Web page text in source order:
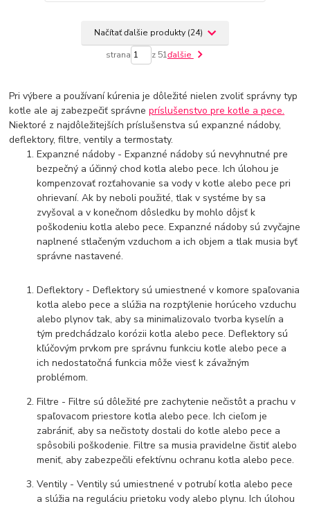
Načítať ďalšie produkty (24)
strana z 51ďalšie
Pri výbere a používaní kúrenia je dôležité nielen zvoliť správny typ
kotle ale aj zabezpečiť správnepríslušenstvo pre kotle a pece.
Niektoré z najdôležitejších príslušenstva sú expanzné nádoby,
deflektory, filtre, ventily a termostaty.
Expanzné nádoby - Expanzné nádoby sú nevyhnutné pre
bezpečný a účinný chod kotla alebo pece. Ich úlohou je
kompenzovať rozťahovanie sa vody v kotle alebo pece pri
ohrievaní. Ak by neboli použité, tlak v systéme by sa
zvyšoval a v konečnom dôsledku by mohlo dôjsť k
poškodeniu kotla alebo pece. Expanzné nádoby sú zvyčajne
naplnené stlačeným vzduchom a ich objem a tlak musia byť
správne nastavené.
Deflektory - Deflektory sú umiestnené v komore spaľovania
kotla alebo pece a slúžia na rozptýlenie horúceho vzduchu
alebo plynov tak, aby sa minimalizovalo tvorba kyselín a
tým predchádzalo korózii kotla alebo pece. Deflektory sú
kľúčovým prvkom pre správnu funkciu kotle alebo pece a
ich nedostatočná funkcia môže viesť k závažným
problémom.
Filtre - Filtre sú dôležité pre zachytenie nečistôt a prachu v
spaľovacom priestore kotla alebo pece. Ich cieľom je
zabrániť, aby sa nečistoty dostali do kotle alebo pece a
spôsobili poškodenie. Filtre sa musia pravidelne čistiť alebo
meniť, aby zabezpečili efektívnu ochranu kotla alebo pece.
Ventily - Ventily sú umiestnené v potrubí kotla alebo pece
a slúžia na reguláciu prietoku vody alebo plynu. Ich úlohou